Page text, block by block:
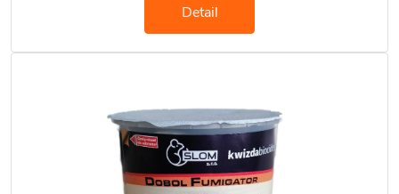
Detail